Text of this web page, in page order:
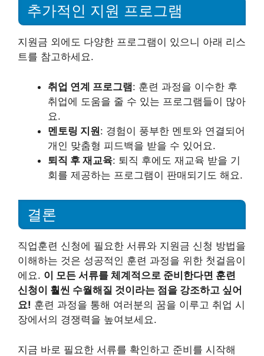
추가적인 지원 프로그램
지원금 외에도 다양한 프로그램이 있으니 아래 리스
트를 참고하세요.
취업 연계 프로그램: 훈련 과정을 이수한 후
취업에 도움을 줄 수 있는 프로그램들이 많아
요.
멘토링 지원: 경험이 풍부한 멘토와 연결되어
개인 맞춤형 피드백을 받을 수 있어요.
퇴직 후 재교육: 퇴직 후에도 재교육 받을 기
회를 제공하는 프로그램이 판매되기도 해요.
결론
직업훈련 신청에 필요한 서류와 지원금 신청 방법을
이해하는 것은 성공적인 훈련 과정을 위한 첫걸음이
에요. 이 모든 서류를 체계적으로 준비한다면 훈련
신청이 훨씬 수월해질 것이라는 점을 강조하고 싶어
요! 훈련 과정을 통해 여러분의 꿈을 이루고 취업 시
장에서의 경쟁력을 높여보세요.
지금 바로 필요한 서류를 확인하고 준비를 시작해